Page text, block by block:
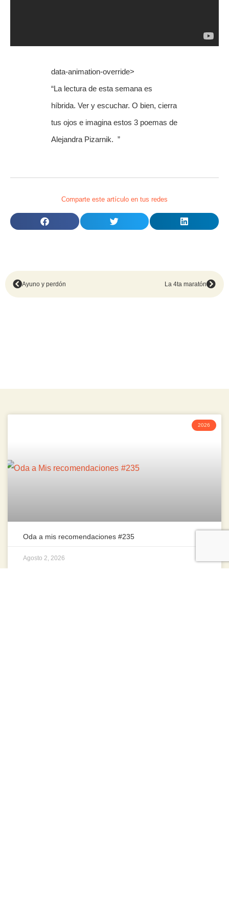
data-animation-override>
“La lectura de esta semana es
híbrida. Ver y escuchar. O bien, cierra
tus ojos e imagina estos 3 poemas de
Alejandra Pizarnik. ”
Comparte este artículo en tus redes
Ayuno y perdón La 4ta maratón
2026
Oda a mis recomendaciones #235
Agosto 2, 2026